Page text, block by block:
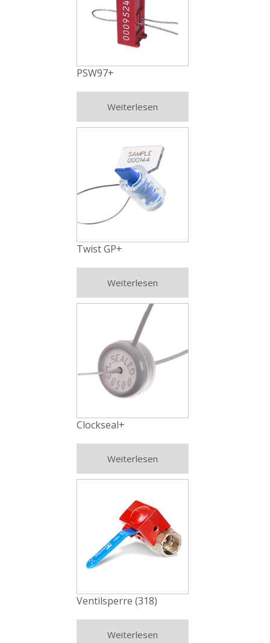
PSW97+
Weiterlesen
Twist GP+
Weiterlesen
Clockseal+
Weiterlesen
Ventilsperre (318)
Weiterlesen